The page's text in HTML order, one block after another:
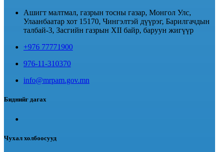
Ашигт малтмал, газрын тосны газар, Монгол Улс,
Улаанбаатар хот 15170, Чингэлтэй дүүрэг, Барилгачдын
талбай-3, Засгийн газрын XII байр, баруун жигүүр
+976 77771900
976-11-310370
info@mrpam.gov.mn
Биднийг дагах
Чухал холбоосууд